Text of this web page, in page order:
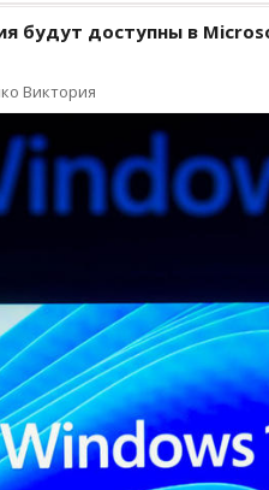
будут доступны в
Виктория